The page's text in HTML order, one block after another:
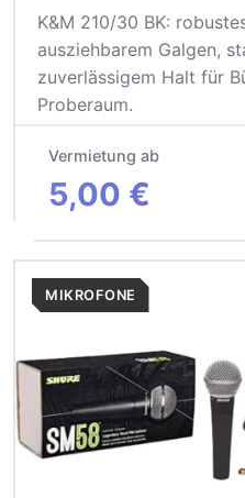
K&M 210/30 BK:
ausziehbarem Galgen,
zuverlässigem Halt für
Proberaum.
Vermietung ab
5,00 €
MIKROFONE